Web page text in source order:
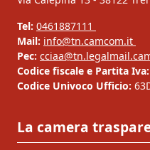
Tel: 0461887111
Mail: info@tn.camcom.it
Pec:
Codice fiscale e Partita Iva:
Codice Univoco Ufficio:
La camera